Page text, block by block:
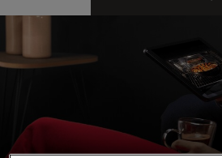
attēlus un daudz ko citu ar